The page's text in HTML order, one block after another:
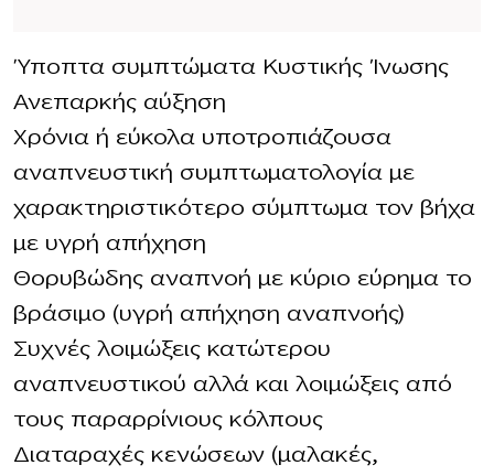
Ύποπτα συμπτώματα Κυστικής Ίνωσης
Ανεπαρκής αύξηση
Χρόνια ή εύκολα υποτροπιάζουσα
αναπνευστική συμπτωματολογία με
χαρακτηριστικότερο σύμπτωμα τον βήχα
με υγρή απήχηση
Θορυβώδης αναπνοή με κύριο εύρημα το
βράσιμο (υγρή απήχηση αναπνοής)
Συχνές λοιμώξεις κατώτερου
αναπνευστικού αλλά και λοιμώξεις από
τους παραρρίνιους κόλπους
Διαταραχές κενώσεων (μαλακές,